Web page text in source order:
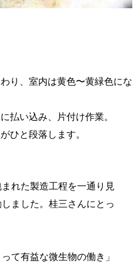
り、室内は黄色〜黄緑色にな
払い込み、片付け作業。
ひと段落します。
れた製造工程を一通り見
ました。桂三さんにとっ
て有益な微生物の働き」